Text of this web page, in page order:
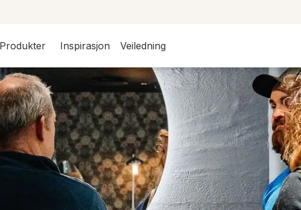
Produkter Inspirasjon Veiledning